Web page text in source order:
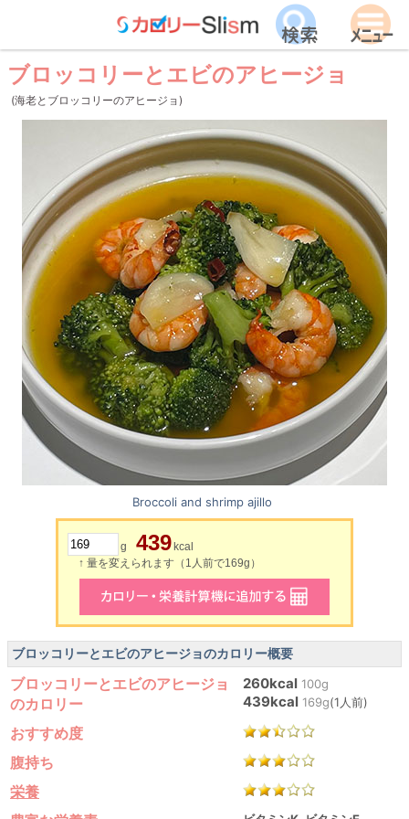
ブロッコリーとエビのアヒージョ
(海老とブロッコリーのアヒージョ)
Broccoli and shrimp ajillo
g 439 kcal
↑ 量を変えられます（1人前で169g）
ブロッコリーとエビのアヒージョのカロリー概要
ブロッコリーとエビのアヒージョ
のカロリー
260kcal 100g
439kcal 169g(1人前)
おすすめ度
腹持ち
栄養